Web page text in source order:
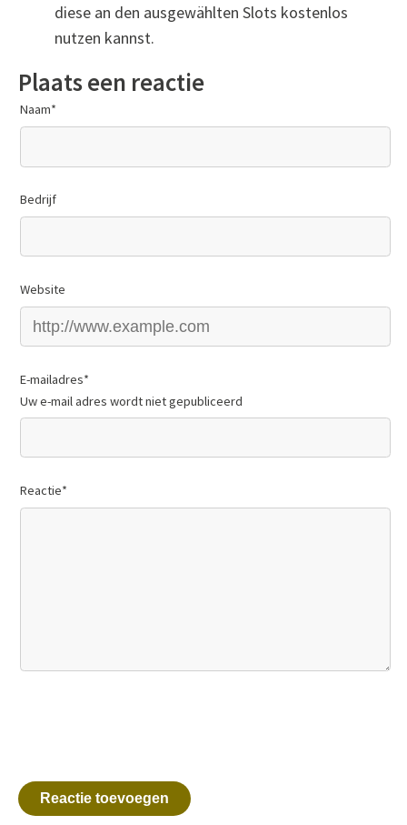
diese an den ausgewählten Slots kostenlos
nutzen kannst.
Plaats een reactie
Naam*
Bedrijf
Website
E-mailadres*
Uw e-mail adres wordt niet gepubliceerd
Reactie*
Reactie toevoegen